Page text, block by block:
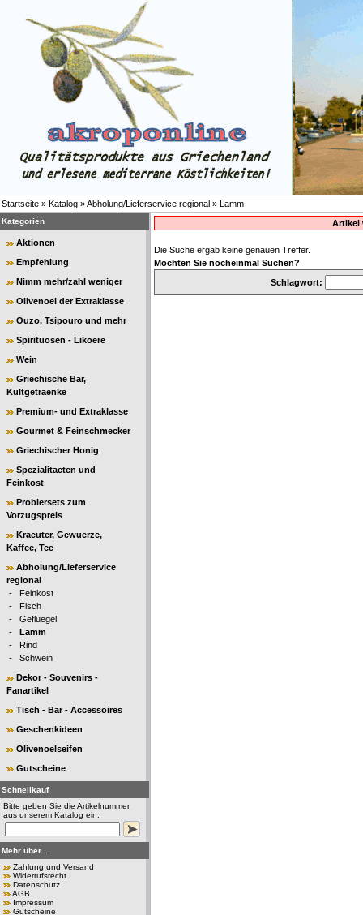
Startseite » Katalog »Abholung/Lieferservice regional » Lamm
Kategorien
Aktionen
Empfehlung
Nimm mehr/zahl weniger
Olivenoel der Extraklasse
Ouzo, Tsipouro und mehr
Spirituosen - Likoere
Wein
Griechische Bar,
Kultgetraenke
Premium- und Extraklasse
Gourmet & Feinschmecker
Griechischer Honig
Spezialitaeten und
Feinkost
Probiersets zum
Vorzugspreis
Kraeuter, Gewuerze,
Kaffee, Tee
Abholung/Lieferservice
regional
- Feinkost
- Fisch
- Gefluegel
- Lamm
- Rind
- Schwein
Dekor - Souvenirs -
Fanartikel
Tisch - Bar - Accessoires
Geschenkideen
Olivenoelseifen
Gutscheine
Schnellkauf
Bitte geben Sie die Artikelnummer
aus unserem Katalog ein.
Mehr über...
Zahlung und Versand
Widerrufsrecht
Datenschutz
AGB
Impressum
Gutscheine
Artikel
Die Suche ergab keine genauen Treffer.
Möchten Sie nocheinmal Suchen?
Schlagwort: